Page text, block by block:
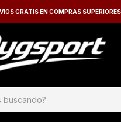
GRATIS EN COMPRAS